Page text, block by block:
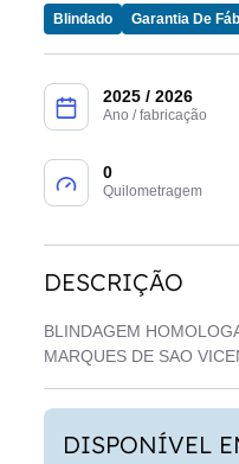
Blindado Garantia De
2025 / 2026
Ano / fabricação
0
Quilometragem
DESCRIÇÃO
BLINDAGEM
MARQUES DE SAO
DISPONÍVEL